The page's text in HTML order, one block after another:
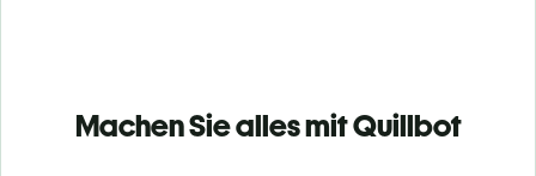
Machen Sie alles mit Quillbot